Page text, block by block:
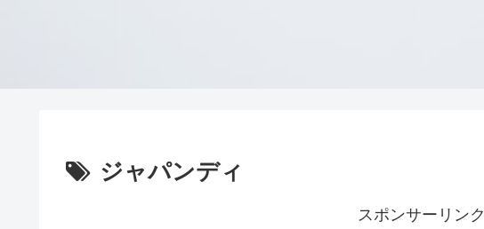
ジャパンディ
スポンサーリンク